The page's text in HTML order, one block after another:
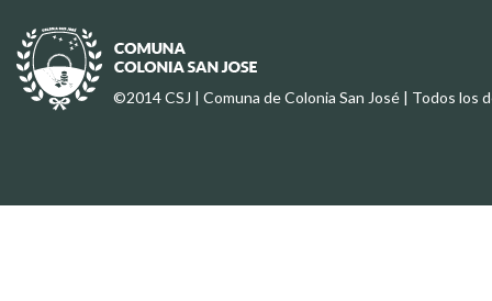
©2014 CSJ | Comuna de Colonia San José | Todos los